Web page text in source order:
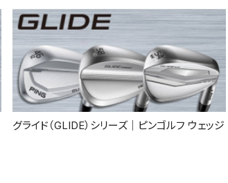
グライド（GLIDE）シリーズ｜ピンゴルフ ウェッジ